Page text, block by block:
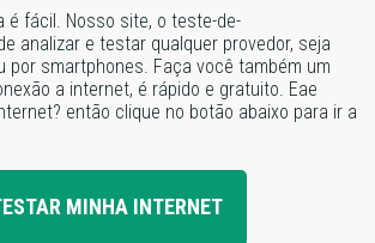
é fácil. Nosso site, o teste-de-
analizar e testar qualquer provedor, seja
por smartphones. Faça você também um
a internet, é rápido e gratuito. Eae
então clique no botão abaixo para ir a
MINHA INTERNET